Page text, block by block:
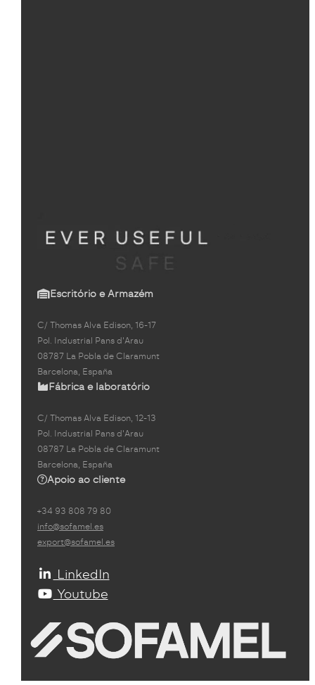
Escritório e Armazém
C/ Thomas Alva Edison, 16-17
Pol. Industrial Pans d'Arau
08787 La Pobla de Claramunt
Barcelona, España
Fábrica e laboratório
C/ Thomas Alva Edison, 12-13
Pol. Industrial Pans d'Arau
08787 La Pobla de Claramunt
Barcelona, España
Apoio ao cliente
+34 93 808 79 80
info@sofamel.es
export@sofamel.es
LinkedIn
Youtube